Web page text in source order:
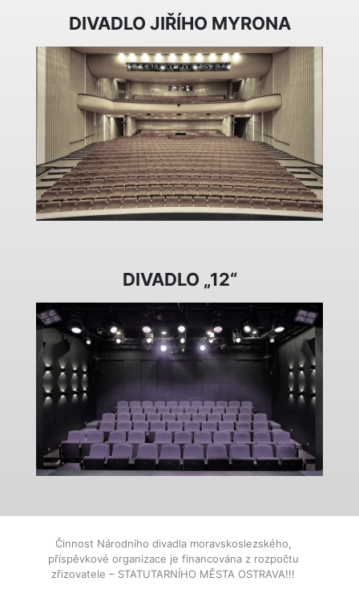
DIVADLO JIŘÍHO MYRONA
DIVADLO „12“
Činnost Národního divadla moravskoslezského,
příspěvkové organizace je financována z rozpočtu
zřizovatele – STATUTARNÍHO MĚSTA OSTRAVA!!!